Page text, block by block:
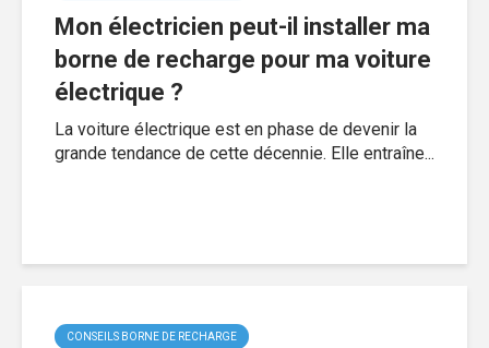
Mon électricien peut-il installer ma
borne de recharge pour ma voiture
électrique ?
La voiture électrique est en phase de devenir la
grande tendance de cette décennie. Elle entraîne...
CONSEILS BORNE DE RECHARGE